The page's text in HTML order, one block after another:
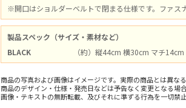
※開口はショルダーベルトで閉まる仕様です。ファス
製品スペック（サイズ・素材など）
BLACK
（約）縦44cm 横30cm マチ
商品の写真および画像はイメージです。実際の商品とは異なる
商品のデザイン・仕様・発売日などは予告なく変更となる場合
画像・テキストの無断転載、及びそれに準ずる行為を一切禁止